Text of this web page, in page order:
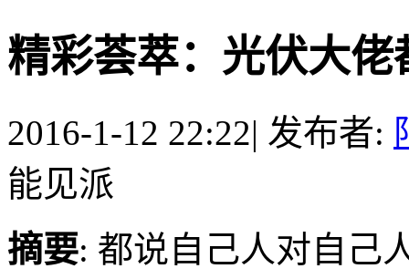
精彩荟萃：光伏大
2016-1-12 22:22| 发布者:
能见派
摘要: 都说自己人对自己